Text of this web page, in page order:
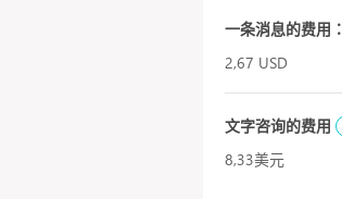
一条消息的费用：
2,67 USD
文字咨询的费用
8,33美元